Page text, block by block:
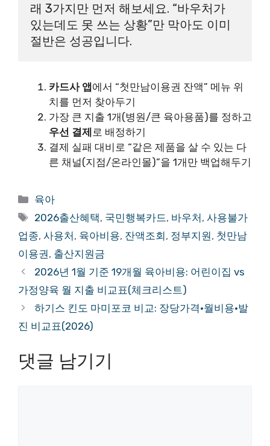
래 3가지만 먼저 해보세요. “바우처가
있는데도 못 쓰는 상황”만 막아도 이미
절반은 성공입니다.
카드사 앱에서 “첫만남이용권 잔액” 메뉴 위
치를 먼저 찾아두기
가장 큰 지출 1개(병원/큰 육아용품)를 정하고
우선 결제 로 배정하기
결제 실패 대비로 “같은 제품을 살 수 있는 다
른 채널(지점/온라인몰)”을 1개만 백업해두기
카
테
리
육아
태
그
2026출산혜택, 국민행복카드, 바우처,사용불가
업종, 사용처, 육아비용, 잔액조회, 정부지원, 첫만남
이용권, 출산지원금
2026년 1월 기준 19개월 육아비용: 어린이집 vs
가정양육 월 지출 비교표(체크리스트)
하기스 킨도 마미포코 비교: 장당가격·월비용·발
진 비교표(2026)
댓글 남기기